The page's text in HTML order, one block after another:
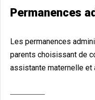
Permanences
Les permanences
parents choisissant de
assistante maternelle et